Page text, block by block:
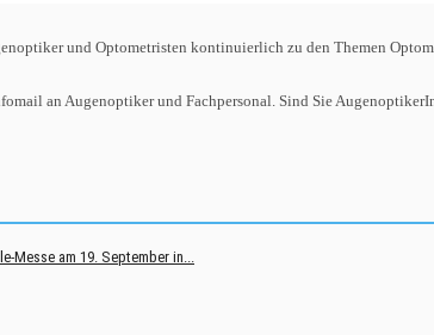
und Optometristen kontinuierlich zu den Themen
an Augenoptiker und Fachpersonal. Sind Sie
Messe am 19. September in...